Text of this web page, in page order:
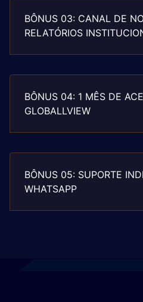
BÔNUS 03: CANAL DE
RELATÓRIOS
BÔNUS 04: 1 MÊS DE
GLOBALLVIEW
BÔNUS 05: SUPORTE
WHATSAPP